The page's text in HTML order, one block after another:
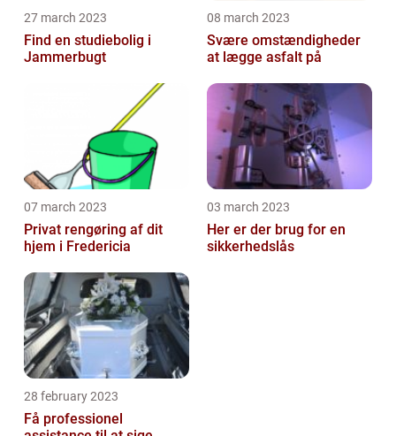
27 march 2023
Find en studiebolig i
Jammerbugt
08 march 2023
Svære omstændigheder
at lægge asfalt på
07 march 2023
Privat rengøring af dit
hjem i Fredericia
03 march 2023
Her er der brug for en
sikkerhedslås
28 february 2023
Få professionel